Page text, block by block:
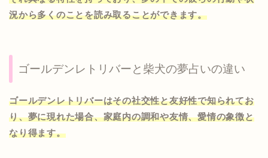
況から多くのことを読み取ることができます。
ゴールデンレトリバーと柴犬の夢占いの違い
ゴールデンレトリバーはその社交性と友好性で知られてお
り、夢に現れた場合、家庭内の調和や友情、愛情の象徴と
なり得ます。